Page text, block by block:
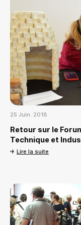
25 Juin. 2018
Retour sur le
Technique et
Lire la suite